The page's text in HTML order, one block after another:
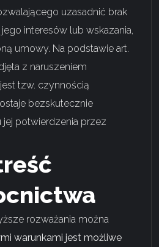
uzasadnić brak
interesów lub wskazania,
umowy. Na podstawie art.
z naruszeniem
tzw. czynnością
bezskutecznie
potwierdzenia przez
rozważania można
warunkami jest możliwe